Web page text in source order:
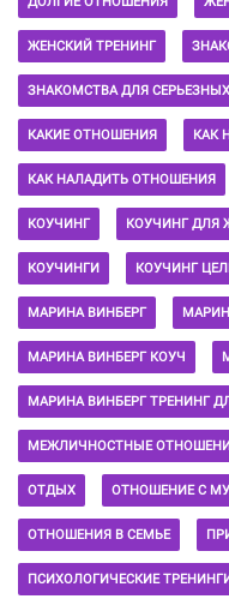
ЖЕНСКИЙ ТРЕНИНГ
ЗНАКОМСТВА ДЛЯ
КАКИЕ ОТНОШЕНИЯ КАК
КАК НАЛАДИТЬ ОТНОШЕНИЯ
КОУЧИНГ КОУЧИНГ ДЛЯ
КОУЧИНГИ КОУЧИНГ
МАРИНА ВИНБЕРГ
МАРИНА ВИНБЕРГ КОУЧ
МАРИНА ВИНБЕРГ ТРЕНИНГ
МЕЖЛИЧНОСТНЫЕ
ОТДЫХ ОТНОШЕНИЕ С
ОТНОШЕНИЯ В СЕМЬЕ
ПСИХОЛОГИЧЕСКИЕ